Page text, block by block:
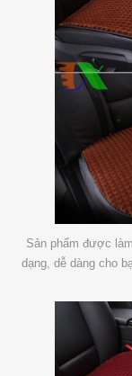
Sản phẩm được
dạng, dễ dàng cho